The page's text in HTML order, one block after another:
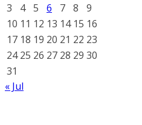
3
4 5 6 7 8
9
10 11 12 13 14 15 16
17 18 19 20 21 22 23
24 25 26 27 28 29 30
31
« Jul